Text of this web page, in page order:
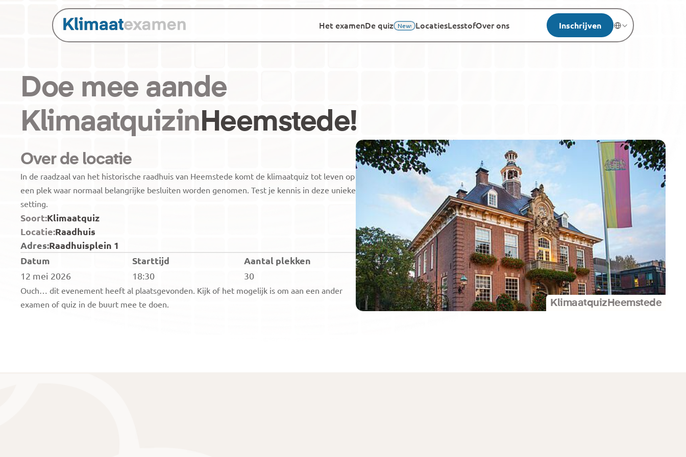
Doe mee aande
Klimaatquizin Heemstede!
Over de locatie
In de raadzaal van het historische raadhuis van Heemstede komt de klimaatquiz tot leven op
een plek waar normaal belangrijke besluiten worden genomen. Test je kennis in deze unieke
setting.
Soort:Klimaatquiz
Locatie:Raadhuis
Adres:Raadhuisplein 1
Datum
12 mei 2026
Starttijd
18:30
Aantal plekken
30
Ouch… dit evenement heeft al plaatsgevonden. Kijk of het mogelijk is om aan een ander
examen of quiz in de buurt mee te doen.
Klimaatquiz Heemstede
Het examenDe quiz New! LocatiesLesstofOver ons Inschrijven Select Language